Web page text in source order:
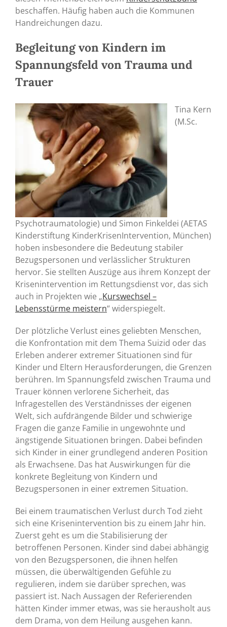
beschaffen. Häufig haben auch die Kommunen
Handreichungen dazu.
Begleitung von Kindern im
Spannungsfeld von Trauma und
Trauer
Tina Kern
(M.Sc.
Psychotraumatologie) und Simon Finkeldei (AETAS
Kinderstiftung KinderKrisenIntervention, München)
hoben insbesondere die Bedeutung stabiler
Bezugspersonen und verlässlicher Strukturen
hervor. Sie stellten Auszüge aus ihrem Konzept der
Krisenintervention im Rettungsdienst vor, das sich
auch in Projekten wie „Kurswechsel –
Lebensstürme meistern“ widerspiegelt.
Der plötzliche Verlust eines geliebten Menschen,
die Konfrontation mit dem Thema Suizid oder das
Erleben anderer extremer Situationen sind für
Kinder und Eltern Herausforderungen, die Grenzen
berühren. Im Spannungsfeld zwischen Trauma und
Trauer können verlorene Sicherheit, das
Infragestellen des Verständnisses der eigenen
Welt, sich aufdrängende Bilder und schwierige
Fragen die ganze Familie in ungewohnte und
ängstigende Situationen bringen. Dabei befinden
sich Kinder in einer grundlegend anderen Position
als Erwachsene. Das hat Auswirkungen für die
konkrete Begleitung von Kindern und
Bezugspersonen in einer extremen Situation.
Bei einem traumatischen Verlust durch Tod zieht
sich eine Krisenintervention bis zu einem Jahr hin.
Zuerst geht es um die Stabilisierung der
betroffenen Personen. Kinder sind dabei abhängig
von den Bezugspersonen, die ihnen helfen
müssen, die überwältigenden Gefühle zu
regulieren, indem sie darüber sprechen, was
passiert ist. Nach Aussagen der Referierenden
hätten Kinder immer etwas, was sie herausholt aus
dem Drama, von dem Heilung ausgehen kann.